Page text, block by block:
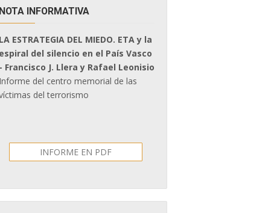
NOTA INFORMATIVA
LA ESTRATEGIA DEL MIEDO. ETA y la
espiral del silencio en el País Vasco
- Francisco J. Llera y Rafael Leonisio
Informe del centro memorial de las
del terrorismo
INFORME EN PDF